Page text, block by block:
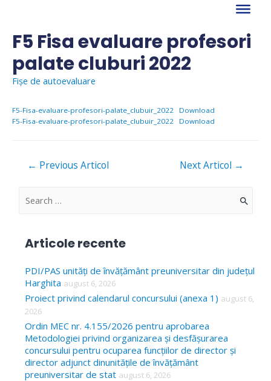
content
F5 Fisa evaluare profesori
palate cluburi 2022
Fișe de autoevaluare
F5-Fisa-evaluare-profesori-palate_clubuir_2022
Download
F5-Fisa-evaluare-profesori-palate_clubuir_2022
Download
Navigare
← Previous Articol Next Articol →
S
c
h
f
o
r
Articole recente
PDI/PAS unități de învățământ preuniversitar din județul
Harghita august 6, 2026
Proiect privind calendarul concursului (anexa 1) august 6,
2026
Ordin MEC nr. 4.155/2026 pentru aprobarea
Metodologiei privind organizarea și desfășurarea
concursului pentru ocuparea funcțiilor de director și
director adjunct dinunitățile de învățământ
preuniversitar de stat august 6, 2026